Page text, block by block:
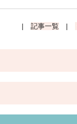
| 記事一覧 |